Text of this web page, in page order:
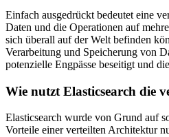
Einfach ausgedrückt bedeutet eine
Daten und die Operationen auf
sich überall auf der Welt befinden
Verarbeitung und Speicherung von
potenzielle Engpässe beseitigt und
Wie nutzt Elasticsearch die
Elasticsearch wurde von Grund auf
Vorteile einer verteilten Architektur